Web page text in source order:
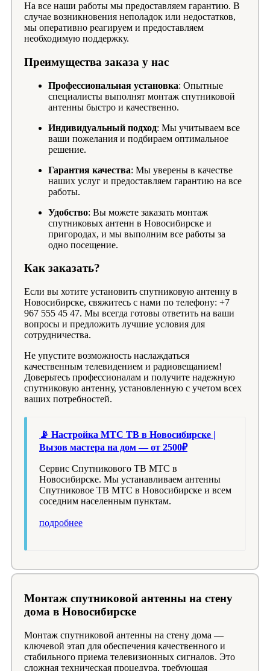
На все наши работы мы предоставляем гарантию. В
случае возникновения неполадок или недостатков,
мы оперативно реагируем и предоставляем
необходимую поддержку.
Преимущества заказа у нас
Профессиональная установка: Опытные
специалисты выполнят монтаж спутниковой
антенны быстро и качественно.
Индивидуальный подход: Мы учитываем все
ваши пожелания и подбираем оптимальное
решение.
Гарантия качества: Мы уверены в качестве
наших услуг и предоставляем гарантию на все
работы.
Удобство: Вы можете заказать монтаж
спутниковых антенн в Новосибирске и
пригородах, и мы выполним все работы за
одно посещение.
Как заказать?
Если вы хотите установить спутниковую антенну в
Новосибирске, свяжитесь с нами по телефону: +7
967 555 45 47. Мы всегда готовы ответить на ваши
вопросы и предложить лучшие условия для
сотрудничества.
Не упустите возможность наслаждаться
качественным телевидением и радиовещанием!
Доверьтесь профессионалам и получите надежную
спутниковую антенну, установленную с учетом всех
ваших потребностей.
📡 Настройка МТС ТВ в Новосибирске |
Вызов мастера на дом — от 2500₽
Сервис Спутникового ТВ МТС в
Новосибирске. Мы устанавливаем антенны
Спутниковое ТВ МТС в Новосибирске и всем
соседним населенным пунктам.
подробнее
Монтаж спутниковой антенны на стену
дома в Новосибирске
Монтаж спутниковой антенны на стену дома —
ключевой этап для обеспечения качественного и
стабильного приема телевизионных сигналов. Это
сложная техническая процедура, требующая